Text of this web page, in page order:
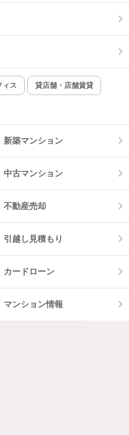
インターネット無料
物件一覧に反映
ィス 貸店舗・店舗賃貸
新築マンション
中古マンション
不動産売却
引越し見積もり
カードローン
マンション情報